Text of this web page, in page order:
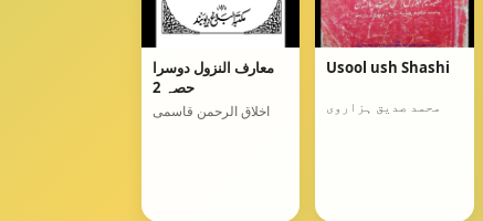
معارف النزول دوسرا
حصہ 2
اخلاق الرحمن قاسمی
Usool ush Shashi
محمد صدیق ہزاروی